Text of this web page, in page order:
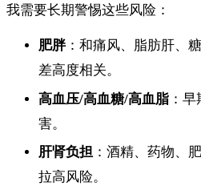
我需要长期警惕这些风险：
肥胖：和痛风、脂肪肝、
差高度相关。
高血压/高血糖/高血脂 ：
害。
肝肾负担 ：酒精、药物、
拉高风险。